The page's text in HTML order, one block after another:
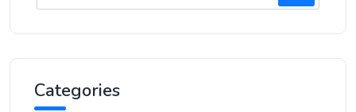
Categories